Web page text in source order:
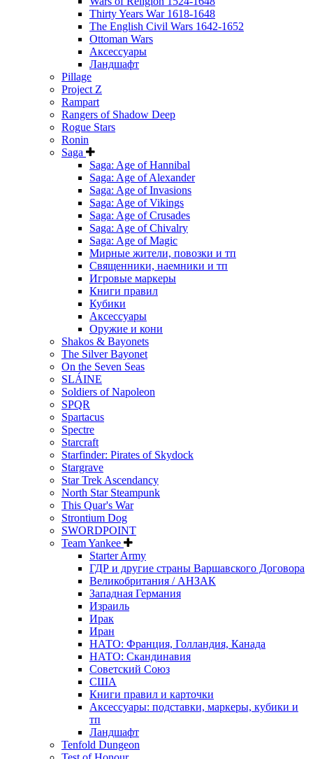
Thirty Years War 1618-1648
The English Civil Wars 1642-1652
Ottoman Wars
Аксессуары
Ландшафт
Pillage
Project Z
Rampart
Rangers of Shadow Deep
Rogue Stars
Ronin
Saga
Saga: Age of Hannibal
Saga: Age of Alexander
Saga: Age of Invasions
Saga: Age of Vikings
Saga: Age of Crusades
Saga: Age of Chivalry
Saga: Age of Magic
Мирные жители, повозки и тп
Священники, наемники и тп
Игровые маркеры
Книги правил
Кубики
Аксессуары
Оружие и кони
Shakos & Bayonets
The Silver Bayonet
On the Seven Seas
SLÁINE
Soldiers of Napoleon
SPQR
Spartacus
Spectre
Starcraft
Starfinder: Pirates of Skydock
Stargrave
Star Trek Ascendancy
North Star Steampunk
This Quar's War
Strontium Dog
SWORDPOINT
Team Yankee
Starter Army
ГДР и другие страны Варшавского Договора
Великобритания / АНЗАК
Западная Германия
Израиль
Ирак
Иран
НАТО: Франция, Голландия, Канада
НАТО: Скандинавия
Советский Союз
США
Книги правил и карточки
Аксессуары: подставки, маркеры, кубики и
тп
Ландшафт
Tenfold Dungeon